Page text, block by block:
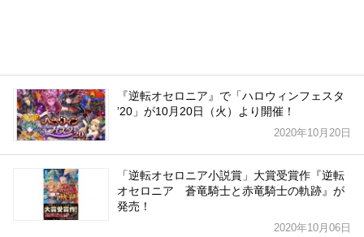
『逆転オセロニア』で「ハロウィンフェスタ
ʼ20」が10月20日（火）より開催！
2020年10月20日
「逆転オセロニア小説賞」大賞受賞作『逆転
オセロニア 蒼竜騎士と赤竜騎士の軌跡』が
発売！
2020年10月06日